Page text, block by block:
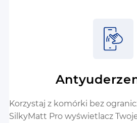
Korzystaj z komórki bez
SilkyMatt Pro wyświetlacz